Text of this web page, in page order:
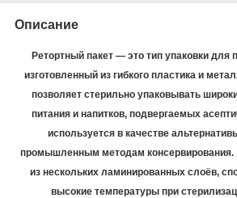
Описание
Ретортный пакет— это тип упаковки для
изготовленный из гибкого пластика и
позволяет стерильно упаковывать
питания и напитков, подвергаемых
используется в качестве
промышленным методам консервирования.
из нескольких ламинированных слоёв,
высокие температуры при